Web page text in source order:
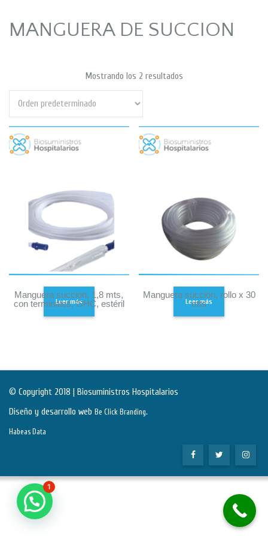
MANGUERA DE SUCCION
Mostrando los 2 resultados
Manguera succión, 1,8 mts,
con terminales, GHC, estéril
Leer más
Manguera succión, rollo x 30
mts
Leer más
© Copyright 2018 | Biosuministros Hospitalarios
Diseño y desarrollo web Be Click Branding.
Habeas Data
1